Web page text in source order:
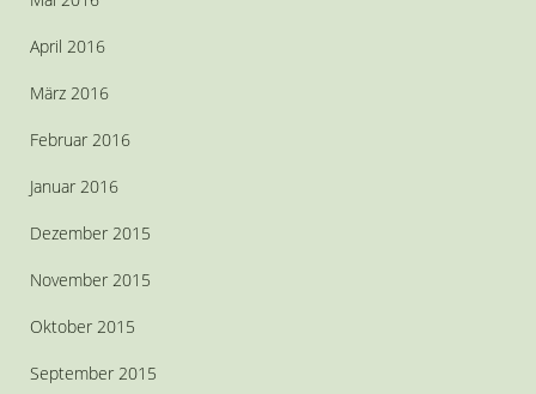
April 2016
März 2016
Februar 2016
Januar 2016
Dezember 2015
November 2015
Oktober 2015
September 2015